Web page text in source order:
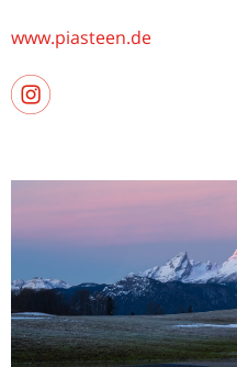
www.piasteen.de